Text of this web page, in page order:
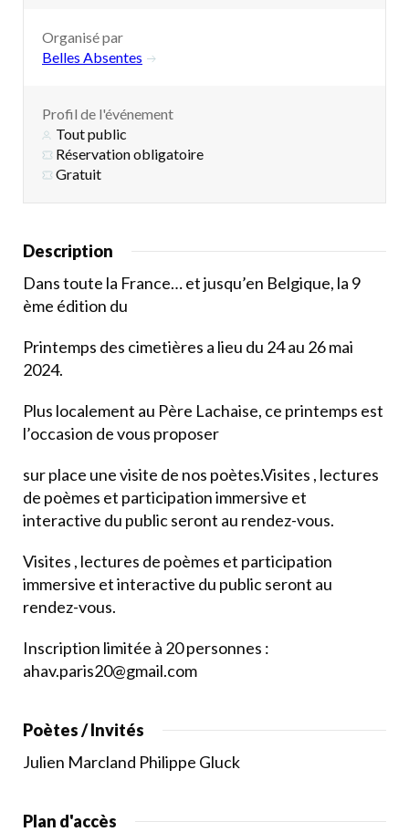
Organisé par
Belles Absentes
Profil de l'événement
Tout public
Réservation obligatoire
Gratuit
Description
Dans toute la France… et jusqu’en Belgique, la 9
ème édition du
Printemps des cimetières a lieu du 24 au 26 mai
2024.
Plus localement au Père Lachaise, ce printemps est
l’occasion de vous proposer
sur place une visite de nos poètes.Visites , lectures
de poèmes et participation immersive et
interactive du public seront au rendez-vous.
Visites , lectures de poèmes et participation
immersive et interactive du public seront au
rendez-vous.
Inscription limitée à 20 personnes :
ahav.paris20@gmail.com
Poètes / Invités
Julien Marcland Philippe Gluck
Plan d'accès